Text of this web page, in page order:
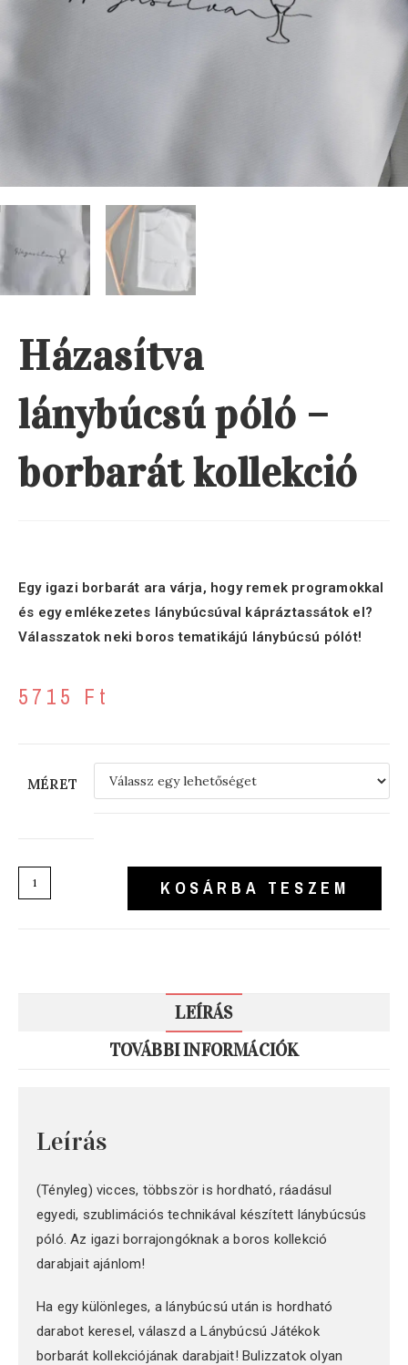
Házasítva
lánybúcsú póló –
borbarát kollekció
Egy igazi borbarát ara várja, hogy remek programokkal
és egy emlékezetes lánybúcsúval kápráztassátok el?
Válasszatok neki boros tematikájú lánybúcsú pólót!
5715 Ft
MÉRET
KOSÁRBA TESZEM
LEÍRÁS
TOVÁBBI INFORMÁCIÓK
Leírás
(Tényleg) vicces, többször is hordható, ráadásul
egyedi, szublimációs technikával készített lánybúcsús
póló. Az igazi borrajongóknak a boros kollekció
darabjait ajánlom!
Ha egy különleges, a lánybúcsú után is hordható
darabot keresel, válaszd a Lánybúcsú Játékok
borbarát kollekciójának darabjait! Bulizzatok olyan